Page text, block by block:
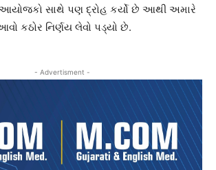
સાથે પણ દ્રોહ કર્યો છે આથી અમારે
કઠોર નિર્ણય લેવો પડ્યો છે.
- Advertisment -